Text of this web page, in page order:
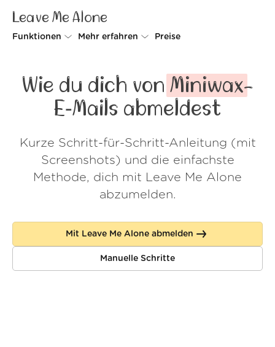
Leave Me Alone
Funktionen
Spam Blocker
Mehr erfahren
Kundenstimmen
FAQ
Preise
Wie du dich von Miniwax-
E‑Mails abmeldest
Kurze Schritt-für-Schritt-Anleitung (mit
Screenshots) und die einfachste
Methode, dich mit Leave Me Alone
abzumelden.
Mit Leave Me Alone abmelden
Manuelle Schritte